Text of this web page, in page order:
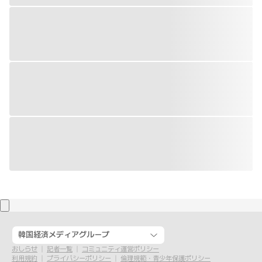
韓国経済メディアグループ
おしらせ 記者一覧
コミュニティ運営ポリシー
利用規約
プライバシーポリシー 倫理規範・青少年保護ポリシー